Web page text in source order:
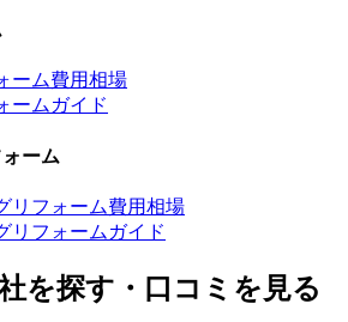
ーム費用相場
ームガイド
ーム
リフォーム費用相場
リフォームガイド
を探す・口コミを見る